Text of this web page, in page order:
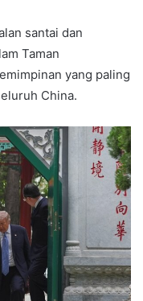
santai dan
Taman
yang paling
China.